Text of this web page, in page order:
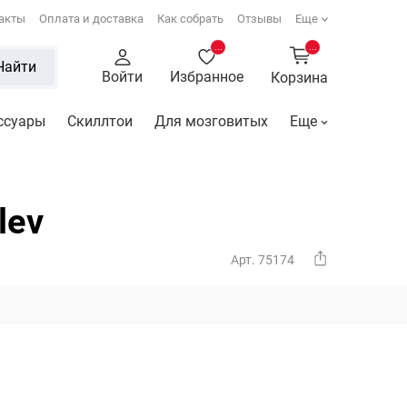
Оплата и доставка Как собрать Отзывы Еще
Войти Избранное Корзина
Скиллтои Для мозговитых Еще
Арт. 75174